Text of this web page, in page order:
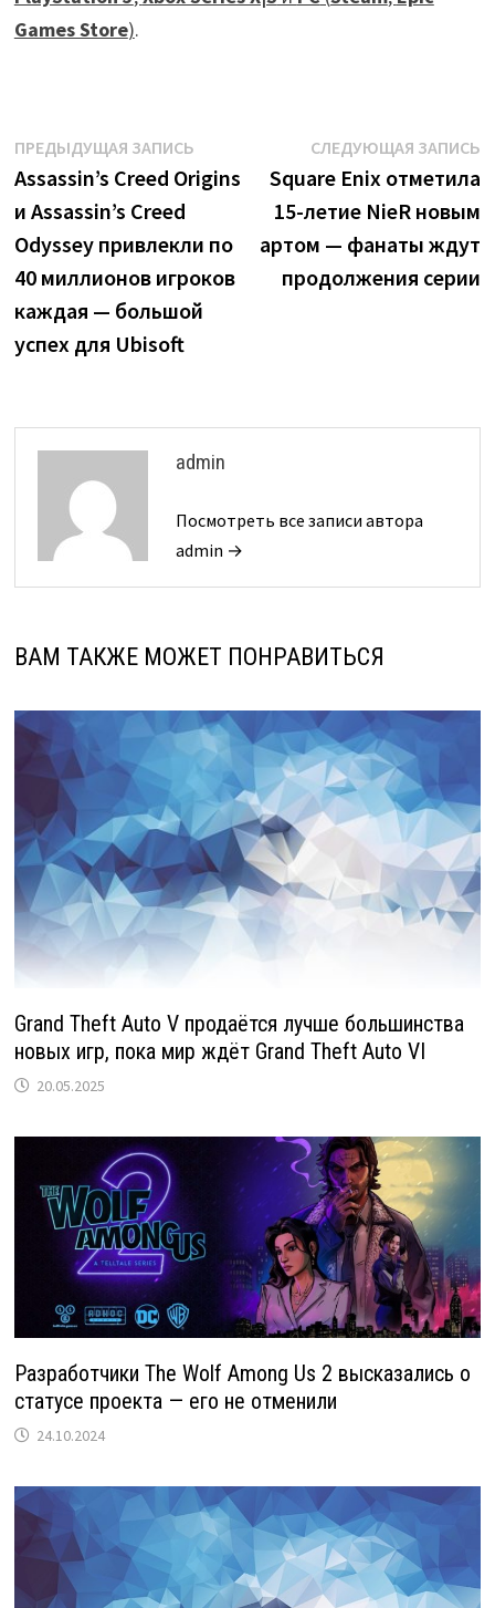
Games Store).
Навигация
по
записям
ПРЕДЫДУЩАЯ ЗАПИСЬПредыдущая
запись:
Assassin’s Creed Origins
и Assassin’s Creed
Odyssey привлекли по
40 миллионов игроков
каждая — большой
успех для Ubisoft
СЛЕДУЮЩАЯ ЗАПИСЬ
Square Enix отметила
15-летие NieR новым
артом — фанаты ждут
продолжения серии
admin
Посмотреть все записи автора
admin →
ВАМ ТАКЖЕ МОЖЕТ ПОНРАВИТЬСЯ
Grand Theft Auto V продаётся лучше большинства
новых игр, пока мир ждёт Grand Theft Auto VI
20.05.2025
Разработчики The Wolf Among Us 2 высказались о
статусе проекта — его не отменили
24.10.2024